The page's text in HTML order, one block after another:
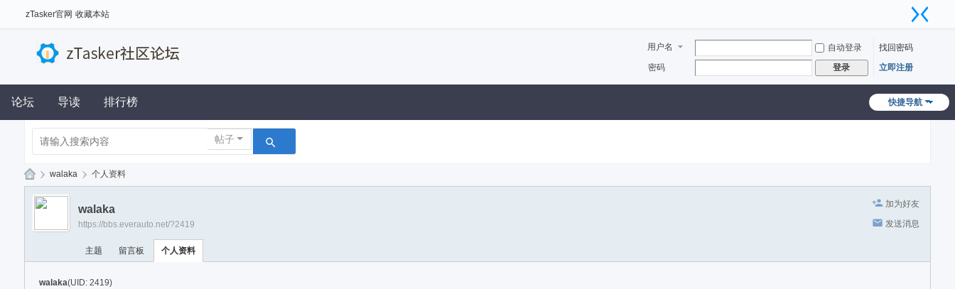
zTasker官网 收藏本站
用户名 自动登录
找回密码
密码
登录 立即注册
快捷导航
论坛 导读 排行榜
帖子
› walaka › 个人资料
加为好友
发送消息
walaka
https://bbs.everauto.net/?2419
主题 留言板 个人资料
walaka(UID: 2419)